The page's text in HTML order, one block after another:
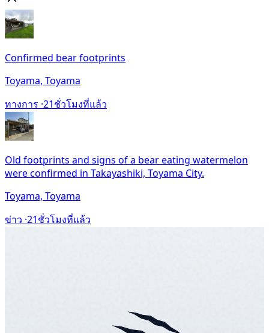
Confirmed bear footprints
Toyama, Toyama
ทางการ ·21ชั่วโมงที่แล้ว
Old footprints and signs of a bear eating watermelon
were confirmed in Takayashiki, Toyama City.
Toyama, Toyama
ข่าว ·21ชั่วโมงที่แล้ว